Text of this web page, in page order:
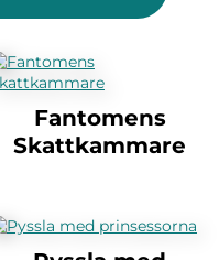
Fantomens
Skattkammare